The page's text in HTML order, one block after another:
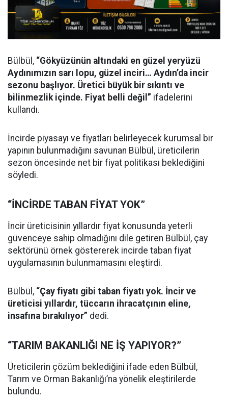
Bülbül, “Gökyüzünün altındaki en güzel yeryüzü
Aydınımızın sarı lopu, güzel inciri… Aydın’da incir
sezonu başlıyor. Üretici büyük bir sıkıntı ve
bilinmezlik içinde. Fiyat belli değil” ifadelerini
kullandı.
İncirde piyasayı ve fiyatları belirleyecek kurumsal bir
yapının bulunmadığını savunan Bülbül, üreticilerin
sezon öncesinde net bir fiyat politikası beklediğini
söyledi.
“İNCİRDE TABAN FİYAT YOK”
İncir üreticisinin yıllardır fiyat konusunda yeterli
güvenceye sahip olmadığını dile getiren Bülbül, çay
sektörünü örnek göstererek incirde taban fiyat
uygulamasının bulunmamasını eleştirdi.
Bülbül, “Çay fiyatı gibi taban fiyatı yok. İncir ve
üreticisi yıllardır, tüccarın ihracatçının eline,
insafına bırakılıyor” dedi.
“TARIM BAKANLIĞI NE İŞ YAPIYOR?”
Üreticilerin çözüm beklediğini ifade eden Bülbül,
Tarım ve Orman Bakanlığı’na yönelik eleştirilerde
bulundu.